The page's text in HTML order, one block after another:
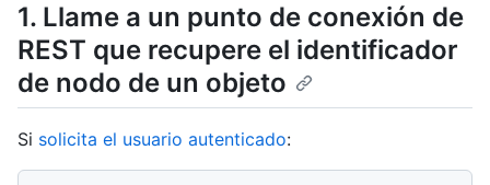
1. Llame a un punto de conexión de
REST que recupere el identificador
de nodo de un objeto
Si solicita el usuario autenticado: